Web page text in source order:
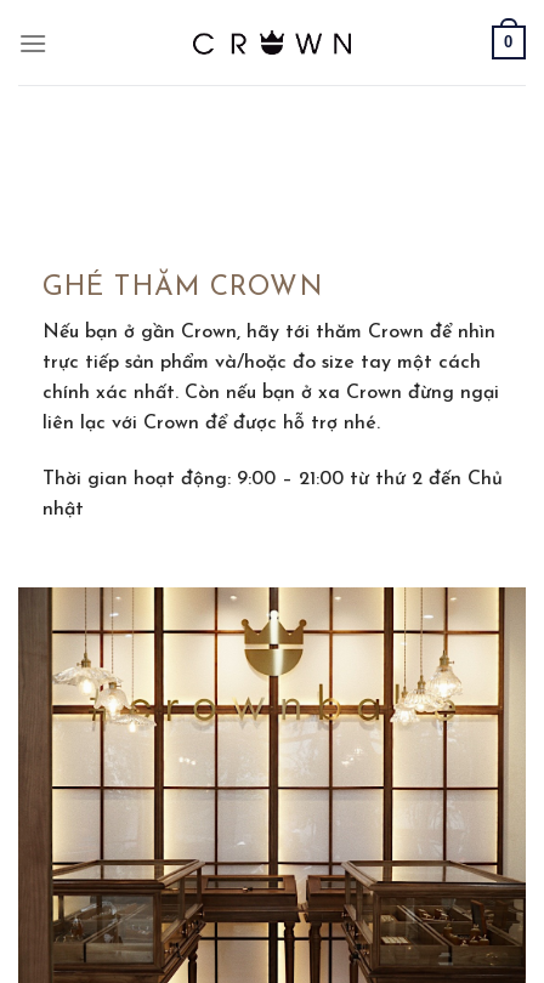
0
GHÉ THĂM CROWN
Nếu bạn ở gần Crown, hãy tới thăm Crown để nhìn
trực tiếp sản phẩm và/hoặc đo size tay một cách
chính xác nhất. Còn nếu bạn ở xa Crown đừng ngại
liên lạc với Crown để được hỗ trợ nhé.
Thời gian hoạt động: 9:00 – 21:00 từ thứ 2 đến Chủ
nhật